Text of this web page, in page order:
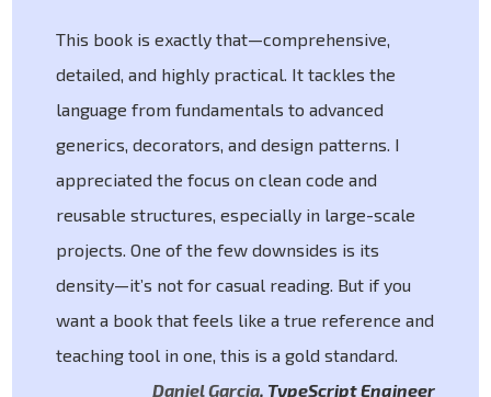
This book is exactly that—comprehensive,
detailed, and highly practical. It tackles the
language from fundamentals to advanced
generics, decorators, and design patterns. I
appreciated the focus on clean code and
reusable structures, especially in large-scale
projects. One of the few downsides is its
density—it’s not for casual reading. But if you
want a book that feels like a true reference and
teaching tool in one, this is a gold standard.
Daniel Garcia, TypeScript Engineer